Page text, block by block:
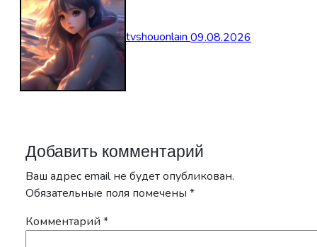
tvshouonlain09.08.2026
Добавить комментарий
Ваш адрес email не будет опубликован.
Обязательные поля помечены *
Комментарий *